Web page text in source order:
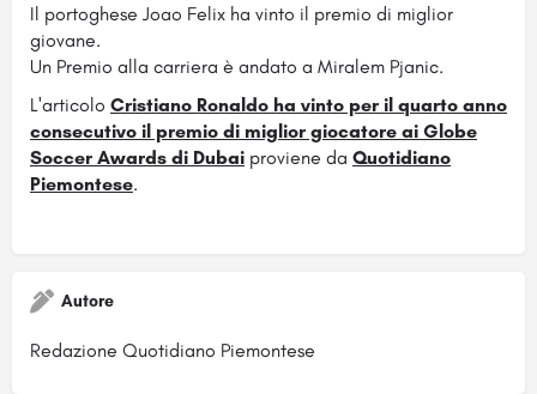
Il portoghese Joao Felix ha vinto il premio di miglior
giovane.
Un Premio alla carriera è andato a Miralem Pjanic.
L'articolo Cristiano Ronaldo ha vinto per il quarto anno
consecutivo il premio di miglior giocatore ai Globe
Soccer Awards di Dubai proviene da Quotidiano
Piemontese.
Autore
Redazione Quotidiano Piemontese